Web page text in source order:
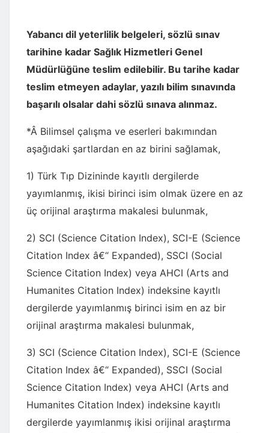
Yabancı dil yeterlilik belgeleri, sözlü sınav
tarihine kadar Sağlık Hizmetleri Genel
Müdürlüğüne teslim edilebilir. Bu tarihe kadar
teslim etmeyen adaylar, yazılı bilim sınavında
başarılı olsalar dahi sözlü sınava alınmaz.
*Â Bilimsel çalışma ve eserleri bakımından
aşağıdaki şartlardan en az birini sağlamak,
1) Türk Tıp Dizininde kayıtlı dergilerde
yayımlanmış, ikisi birinci isim olmak üzere en az
üç orijinal araştırma makalesi bulunmak,
2) SCI (Science Citation Index), SCI-E (Science
Citation Index â€“ Expanded), SSCI (Social
Science Citation Index) veya AHCI (Arts and
Humanites Citation Index) indeksine kayıtlı
dergilerde yayımlanmış birinci isim en az bir
orijinal araştırma makalesi bulunmak,
3) SCI (Science Citation Index), SCI-E (Science
Citation Index â€“ Expanded), SSCI (Social
Science Citation Index) veya AHCI (Arts and
Humanites Citation Index) indeksine kayıtlı
dergilerde yayımlanmış ikisi orijinal araştırma